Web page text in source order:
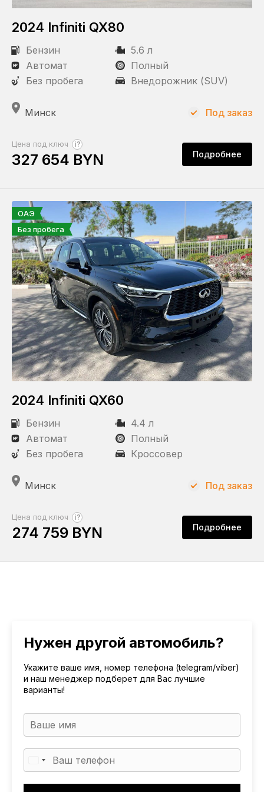
Под заказ
КПП
Привод
Полный
2024 Infiniti QX80
Бензин
5.6 л
Автомат
Полный
Без пробега
Внедорожник (SUV)
Минск
Цена под ключ ?
327 654 BYN Подробнее
Под заказ
ОАЭ
Без пробега
2024 Infiniti QX60
Бензин
4.4 л
Автомат
Полный
Без пробега
Кроссовер
Минск
Цена под ключ ?
274 759 BYN Подробнее
Под заказ
Нужен другой автомобиль?
Укажите ваше имя, номер телефона (telegram/viber)
и наш менеджер подберет для Вас лучшие
варианты!